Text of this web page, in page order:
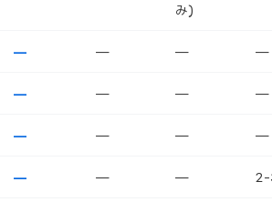
み)
— — — —
— — — —
— — — —
— — — 2-